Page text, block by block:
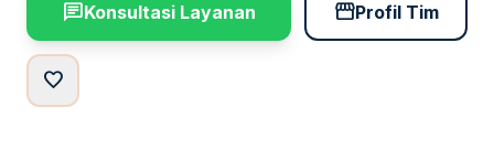
chatKonsultasi Layanan storefrontProfil Tim
favorite